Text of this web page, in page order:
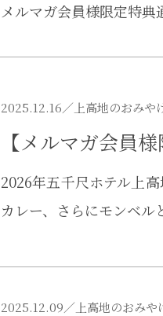
メルマガ会員様限定特
2025.12.16／ 上高地のおみや
【メルマガ会員
2026年五千尺ホテル上
カレー、さらにモンベ
2025.12.09／ 上高地のおみや